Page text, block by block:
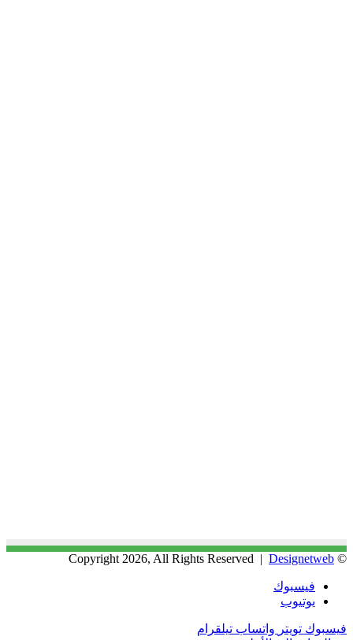
© Copyright 2026, All Rights Reserved |
Designetweb
فيسبوك
يوتيوب
فيسبوك تويتر واتساب تيلقرام